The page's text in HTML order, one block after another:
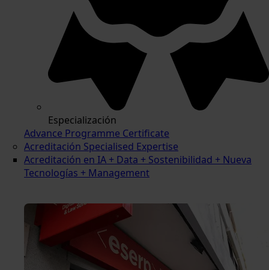
Especialización
Advance Programme Certificate
Acreditación Specialised Expertise
Acreditación en IA + Data + Sostenibilidad + Nueva
Tecnologías + Management